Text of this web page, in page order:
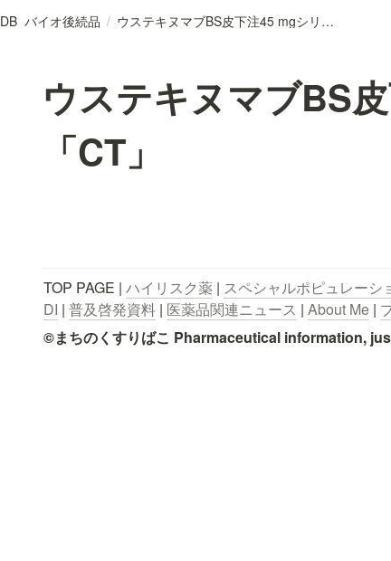
DB_バイオ後続品 / ウステキヌマブBS皮下注45 mgシリンジ「CT」
ウステキヌマブBS
「CT」
TOP PAGE | ハイリスク薬 | スペシャルポピュレーシ
DI | 普及啓発資料 | 医薬品関連ニュース | About Me |
©まちのくすりばこ Pharmaceutical information,